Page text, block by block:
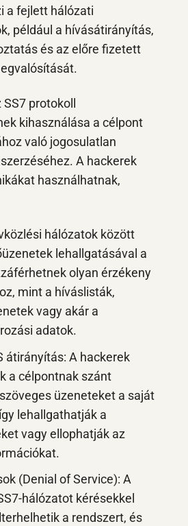
a fejlett hálózati
például a hívásátirányítás,
és az előre fizetett
SS7 protokoll
kihasználása a célpont
való jogosulatlan
A hackerek
használhatnak,
hálózatok között
lehallgatásával a
olyan érzékeny
mint a híváslisták,
vagy akár a
adatok.
átirányítás: A hackerek
a célpontnak szánt
üzeneteket a saját
lehallgathatják a
vagy ellophatják az
(Denial of Service): A
hálózatot kérésekkel
a rendszert, és